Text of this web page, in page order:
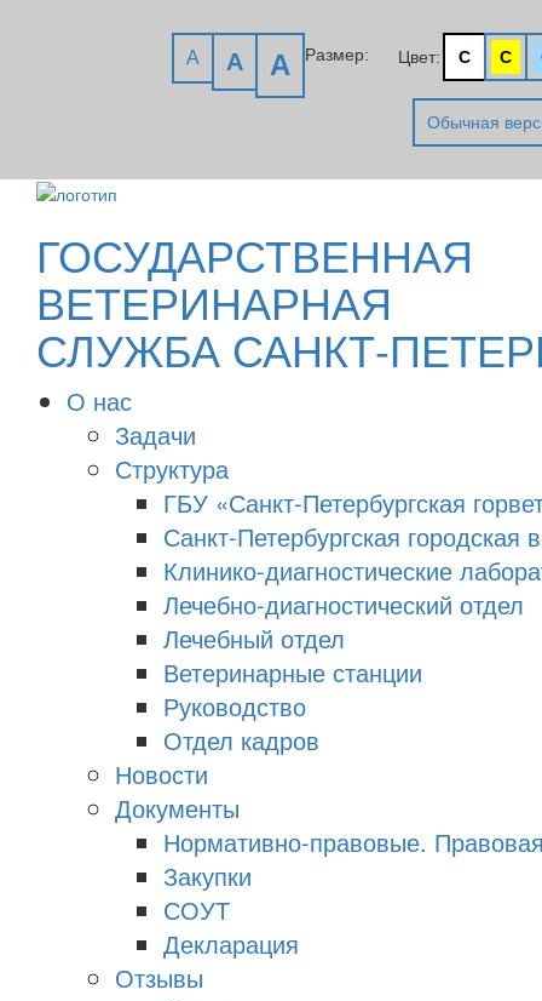
Размер:
A A A Цвет: C C
Обычная
ГОСУДАРСТВЕННАЯ
ВЕТЕРИНАРНАЯ
СЛУЖБА САНКТ-
О нас
Задачи
Структура
ГБУ «Санкт-Петербургская
Санкт-Петербургская
Клинико-диагностические
Лечебно-диагностический отдел
Лечебный отдел
Ветеринарные станции
Руководство
Отдел кадров
Новости
Документы
Нормативно-правовые.
Закупки
СОУТ
Декларация
Отзывы